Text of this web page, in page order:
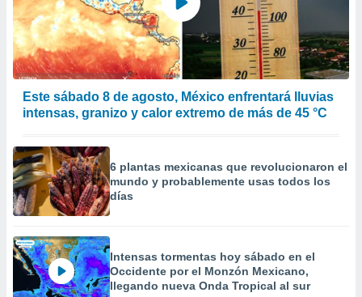
Este sábado 8 de agosto, México enfrentará lluvias
intensas, granizo y calor extremo de más de 45 °C
6 plantas mexicanas que revolucionaron el
mundo y probablemente usas todos los
días
Intensas tormentas hoy sábado en el
Occidente por el Monzón Mexicano,
llegando nueva Onda Tropical al sur